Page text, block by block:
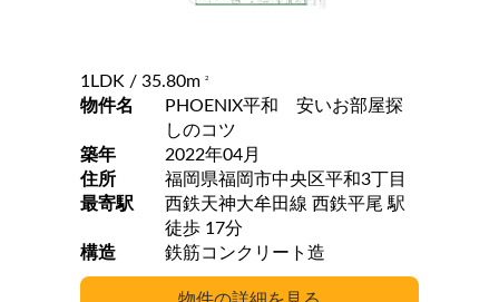
1LDK / 35.80m 2
物件名
PHOENIX平和 安いお部屋探
しのコツ
築年
2022年04月
住所
福岡県福岡市中央区平和3丁目
最寄駅
西鉄天神大牟田線 西鉄平尾 駅
徒歩 17分
構造
鉄筋コンクリート造